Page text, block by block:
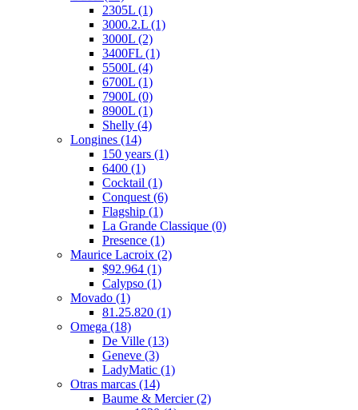
2305L (1)
3000.2.L (1)
3000L (2)
3400FL (1)
5500L (4)
6700L (1)
7900L (0)
8900L (1)
Shelly (4)
Longines (14)
150 years (1)
6400 (1)
Cocktail (1)
Conquest (6)
Flagship (1)
La Grande Classique (0)
Presence (1)
Maurice Lacroix (2)
$92.964 (1)
Calypso (1)
Movado (1)
81.25.820 (1)
Omega (18)
De Ville (13)
Geneve (3)
LadyMatic (1)
Otras marcas (14)
Baume & Mercier(2)